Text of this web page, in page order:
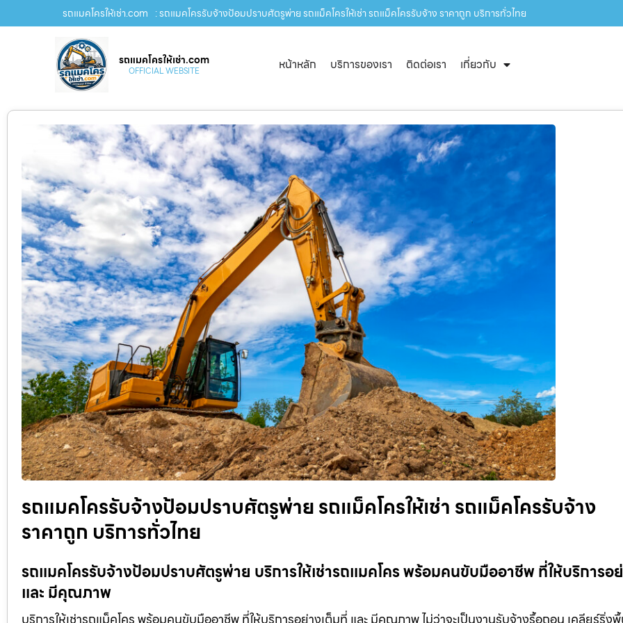
รถแมคโครให้เช่า.com : รถแมคโครรับจ้างป้อมปราบศัตรูพ่าย รถแม็คโครให้เช่า รถแม็คโครรับจ้าง ราคาถูก บริการทั่วไทย
รถแมคโครให้เช่า.com
OFFICIAL WEBSITE หน้าหลัก บริการของเรา ติดต่อเรา เกี่ยวกับ
รถแมคโครรับจ้างป้อมปราบศัตรูพ่าย รถแม็คโครให้เช่า รถแม็คโครรับจ้าง
ราคาถูก บริการทั่วไทย
รถแมคโครรับจ้างป้อมปราบศัตรูพ่าย บริการให้เช่ารถแมคโคร พร้อมคนขับมืออาชีพ ที่ให้บริการอ
และ มีคุณภาพ